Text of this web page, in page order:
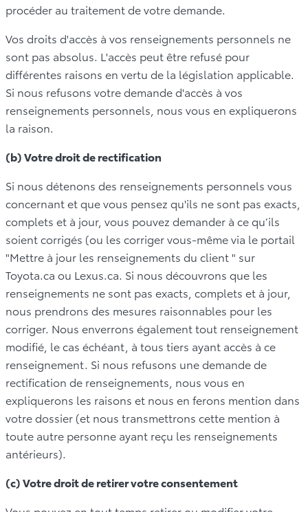
procéder au traitement de votre demande.
Vos droits d'accès à vos renseignements personnels ne
sont pas absolus. L'accès peut être refusé pour
différentes raisons en vertu de la législation applicable.
Si nous refusons votre demande d'accès à vos
renseignements personnels, nous vous en expliquerons
la raison.
(b) Votre droit de rectification
Si nous détenons des renseignements personnels vous
concernant et que vous pensez qu'ils ne sont pas exacts,
complets et à jour, vous pouvez demander à ce qu’ils
soient corrigés (ou les corriger vous-même via le portail
"Mettre à jour les renseignements du client " sur
Toyota.ca ou Lexus.ca. Si nous découvrons que les
renseignements ne sont pas exacts, complets et à jour,
nous prendrons des mesures raisonnables pour les
corriger. Nous enverrons également tout renseignement
modifié, le cas échéant, à tous tiers ayant accès à ce
renseignement. Si nous refusons une demande de
rectification de renseignements, nous vous en
expliquerons les raisons et nous en ferons mention dans
votre dossier (et nous transmettrons cette mention à
toute autre personne ayant reçu les renseignements
antérieurs).
(c) Votre droit de retirer votre consentement